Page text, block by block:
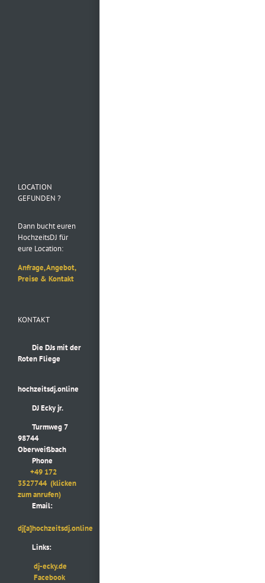
LOCATION
GEFUNDEN ?
Dann bucht euren
HochzeitsDJ für
eure Location:
Anfrage, Angebot,
Preise & Kontakt
KONTAKT
Die DJs mit der
Roten Fliege
hochzeitsdj.online
DJ Ecky jr.
Turmweg 7
98744
Oberweißbach
Phone
+49 172
3527744 (klicken
zum anrufen)
Email:
dj[a]hochzeitsdj.online
Links:
dj-ecky.de
Facebook